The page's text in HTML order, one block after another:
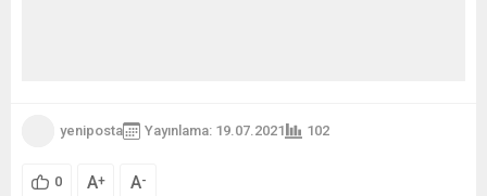
yeniposta Yayınlama: 19.07.2021 102
0 A+ A-